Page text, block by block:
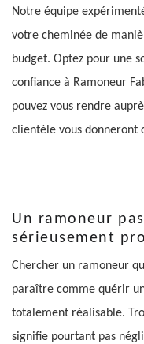
Notre équipe
votre cheminée de
budget. Optez pour une
confiance à Ramoneur
pouvez vous rendre
clientèle vous donneront
Un ramoneur
sérieusement
Chercher un ramoneur
paraître comme quérir
totalement réalisable.
signifie pourtant pas